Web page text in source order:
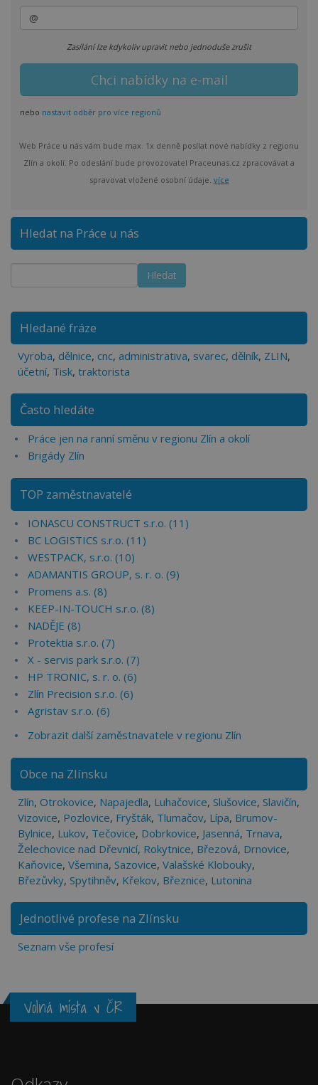
Zasílání lze kdykoliv upravit nebo jednoduše zrušit
nebo nastavit odběr pro více regionů
Web Práce u nás vám bude max. 1x denně posílat nové nabídky z regionu
Zlín a okolí. Po odeslání bude provozovatel Praceunas.cz zpracovávat a
spravovat vložené osobní údaje. více
Hledat na Práce u nás
Hledané fráze
Vyroba, dělnice, cnc, administrativa, svarec, dělník, ZLIN,
účetní, Tisk, traktorista
Často hledáte
Práce jen na ranní směnu v regionu Zlín a okolí
Brigády Zlín
TOP zaměstnavatelé
IONASCU CONSTRUCT s.r.o. (11)
BC LOGISTICS s.r.o. (11)
WESTPACK, s.r.o. (10)
ADAMANTIS GROUP, s. r. o. (9)
Promens a.s. (8)
KEEP-IN-TOUCH s.r.o. (8)
NADĚJE (8)
Protektia s.r.o. (7)
X - servis park s.r.o. (7)
HP TRONIC, s. r. o. (6)
Zlín Precision s.r.o. (6)
Agristav s.r.o. (6)
Zobrazit další zaměstnavatele v regionu Zlín
Obce na Zlínsku
Zlín, Otrokovice, Napajedla, Luhačovice, Slušovice, Slavičín,
Vizovice, Pozlovice, Fryšták, Tlumačov, Lípa, Brumov-
Bylnice, Lukov, Tečovice, Dobrkovice, Jasenná, Trnava,
Želechovice nad Dřevnicí, Rokytnice, Březová, Drnovice,
Kaňovice, Všemina, Sazovice, Valašské Klobouky,
Březůvky, Spytihněv, Křekov, Březnice, Lutonina
Jednotlivé profese na Zlínsku
Seznam vše profesí
Volná místa v ČR